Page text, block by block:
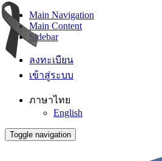
Main Navigation
Main Content
Sidebar
ลงทะเบียน
เข้าสู่ระบบ
ภาษาไทย
English
Toggle navigation